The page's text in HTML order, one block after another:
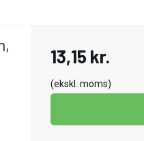
13,15 kr.
(ekskl. moms)